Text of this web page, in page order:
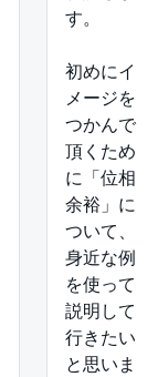
す。
初めにイ
メージを
つかんで
頂くため
に「位相
余裕」に
ついて、
身近な例
を使って
説明して
行きたい
と思いま